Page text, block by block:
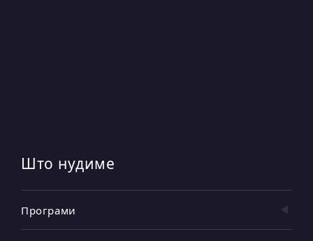
Што нудиме
Програми